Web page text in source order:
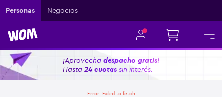
Personas Negocios
¡Aprovecha despacho gratis!
Hasta 24 cuotas sin interés.
Error: Failed to fetch